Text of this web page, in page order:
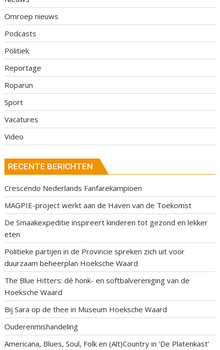
Omroep nieuws
Podcasts
Politiek
Reportage
Roparun
Sport
Vacatures
Video
RECENTE BERICHTEN
Crescendo Nederlands Fanfarekampioen
MAGPIE-project werkt aan de Haven van de Toekomst
De Smaakexpeditie inspireert kinderen tot gezond en lekker
eten
Politieke partijen in de Provincie spreken zich uit voor
duurzaam beheerplan Hoeksche Waard
The Blue Hitters: dé honk- en softbalvereniging van de
Hoeksche Waard
Bij Sara op de thee in Museum Hoeksche Waard
Ouderenmishandeling
Americana, Blues, Soul, Folk en (Alt)Country in ‘De Platenkast’